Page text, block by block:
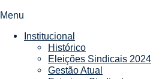
Menu
Institucional
Histórico
Eleições Sindicais 2024
Gestão Atual